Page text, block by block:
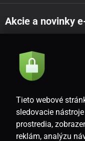
Akcie a novinky
Súhlasím so
SK
Tieto webové
sledovacie
prostredia,
reklám, analýzu